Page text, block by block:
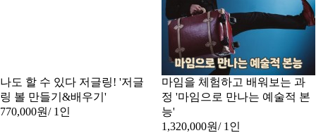
나도 할 수 있다 저글링! '저글
링 볼 만들기&배우기'
770,000원/ 1인
마임을 체험하고 배워보는 과
정 '마임으로 만나는 예술적 본
능'
1,320,000원/ 1인